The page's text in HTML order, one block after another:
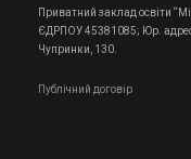
Приватний заклад освіти
ЄДРПОУ 45381085; Юр.
Чупринки, 130.
Публічний договір